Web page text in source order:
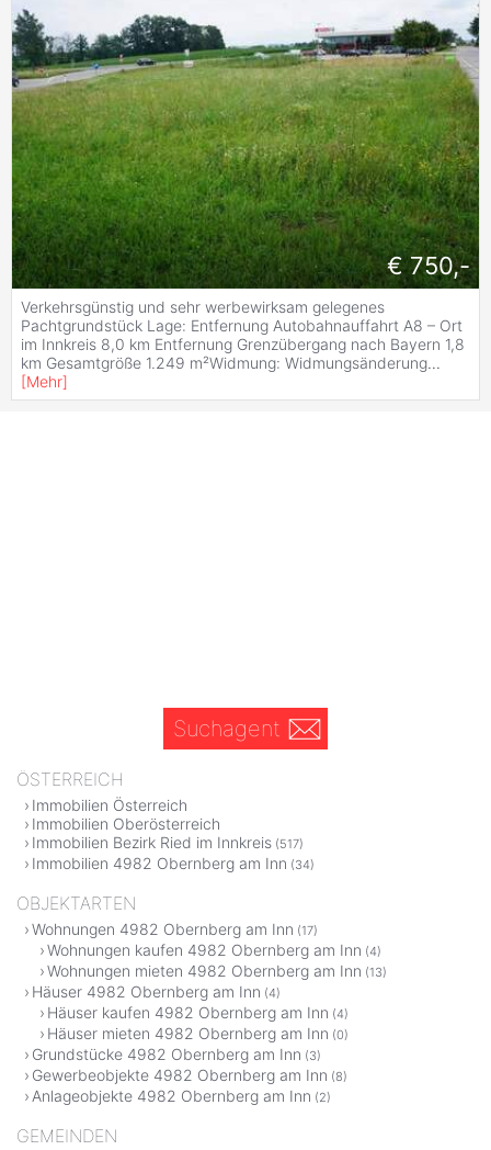
€ 750,-
Verkehrsgünstig und sehr werbewirksam gelegenes
Pachtgrundstück Lage: Entfernung Autobahnauffahrt A8 – Ort
im Innkreis 8,0 km Entfernung Grenzübergang nach Bayern 1,8
km Gesamtgröße 1.249 m²Widmung: Widmungsänderung...
[Mehr]
Suchagent
ÖSTERREICH
Immobilien Österreich
Immobilien Oberösterreich
Immobilien Bezirk Ried im Innkreis (517)
Immobilien 4982 Obernberg am Inn (34)
OBJEKTARTEN
Wohnungen 4982 Obernberg am Inn (17)
Wohnungen kaufen 4982 Obernberg am Inn (4)
Wohnungen mieten 4982 Obernberg am Inn (13)
Häuser 4982 Obernberg am Inn (4)
Häuser kaufen 4982 Obernberg am Inn (4)
Häuser mieten 4982 Obernberg am Inn (0)
Grundstücke 4982 Obernberg am Inn (3)
Gewerbeobjekte 4982 Obernberg am Inn (8)
Anlageobjekte 4982 Obernberg am Inn (2)
GEMEINDEN